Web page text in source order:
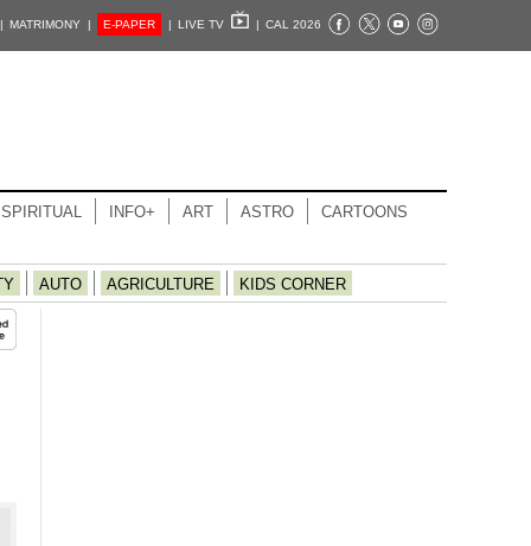
MATRIMONY | E-PAPER | LIVE TV | CAL 2026
SPIRITUAL INFO+ ART ASTRO CARTOONS
AUTO AGRICULTURE KIDS CORNER